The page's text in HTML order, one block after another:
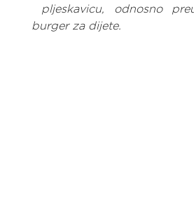
burger za dijete.